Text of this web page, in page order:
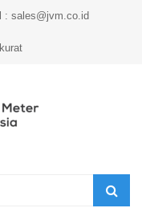
: sales@jvm.co.id